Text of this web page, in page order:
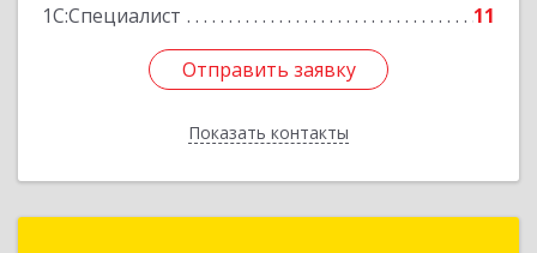
1С:Специалист
11
Отправить заявку
Показать контакты
Отправить заявку
Назад